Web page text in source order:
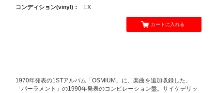
コンディション(vinyl)：
EX
カートに入れる
1970年発表の1STアルバム「OSMIUM」に、楽曲を追加収録した、
「パーラメント」の1990年発表のコンピレーション盤。サイケデリッ